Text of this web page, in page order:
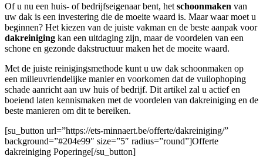
Of u nu een huis- of bedrijfseigenaar bent, het schoonmaken van
uw dak is een investering die de moeite waard is. Maar waar moet u
beginnen? Het kiezen van de juiste vakman en de beste aanpak voor
dakreiniging kan een uitdaging zijn, maar de voordelen van een
schone en gezonde dakstructuur maken het de moeite waard.
Met de juiste reinigingsmethode kunt u uw dak schoonmaken op
een milieuvriendelijke manier en voorkomen dat de vuilophoping
schade aanricht aan uw huis of bedrijf. Dit artikel zal u actief en
boeiend laten kennismaken met de voordelen van dakreiniging en de
beste manieren om dit te bereiken.
[su_button url=”https://ets-minnaert.be/offerte/dakreiniging/”
background=”#204e99″ size=”5″ radius=”round”]Offerte
dakreiniging Poperinge[/su_button]